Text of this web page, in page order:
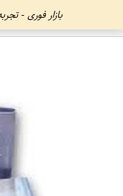
بازار فوری -